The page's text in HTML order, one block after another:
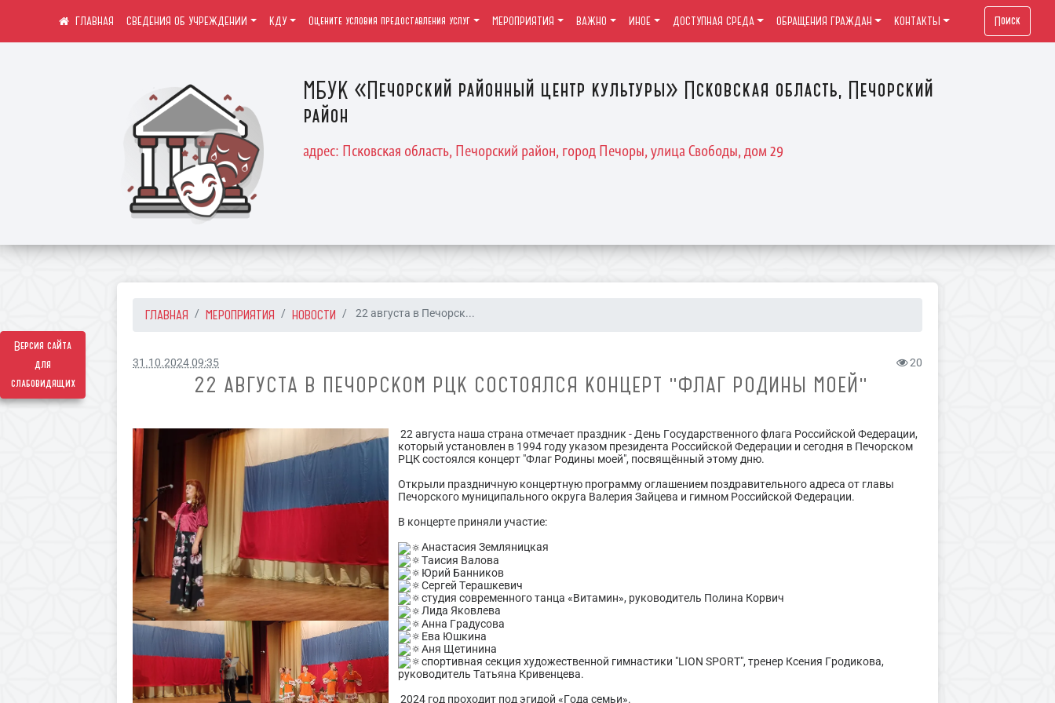
Версия сайта
для
слабовидящих
МБУК «Печорский районный центр культуры» Псковская область, Печорский
район
адрес: Псковская область, Печорский район, город Печоры, улица Свободы, дом 29
СВЕДЕНИЯ ОБ УЧРЕЖДЕНИИ КДУ Оцените условия предоставления услуг МЕРОПРИЯТИЯ ВАЖНО ИНОЕ ДОСТУПНАЯ СРЕДА ОБРАЩЕНИЯ ГРАЖДАН КОНТАКТЫ Поиск
ГЛАВНАЯ МЕРОПРИЯТИЯ НОВОСТИ 22 августа в Печорск...
31.10.2024 09:35 20
22 АВГУСТА В ПЕЧОРСКОМ РЦК СОСТОЯЛСЯ КОНЦЕРТ "ФЛАГ РОДИНЫ МОЕЙ"
22 августа наша страна отмечает праздник - День Государственного флага Российской Федерации,
который установлен в 1994 году указом президента Российской Федерации и сегодня в Печорском
РЦК состоялся концерт "Флаг Родины моей", посвящённый этому дню.
Открыли праздничную концертную программу оглашением поздравительного адреса от главы
Печорского муниципального округа Валерия Зайцева и гимном Российской Федерации.
В концерте приняли участие:
Анастасия Земляницкая
Таисия Валова
Юрий Банников
Сергей Терашкевич
студия современного танца «Витамин», руководитель Полина Корвич
Лида Яковлева
Анна Градусова
Ева Юшкина
Аня Щетинина
спортивная секция художественной гимнастики "LION SPORT", тренер Ксения Гродикова,
руководитель Татьяна Кривенцева.
2024 год проходит под эгидой «Года семьи».